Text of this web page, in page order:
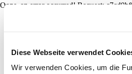
Diese Webseite verwendet
Wir verwenden Cookies, um die
Oops, an error occurred! Request: